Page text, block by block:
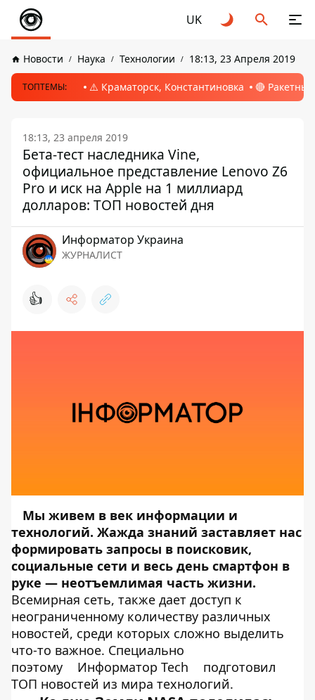
UK
Новости Наука Технологии 18:13, 23 Апреля 2019
ТОПТЕМЫ: ⚠️ Краматорск, Константиновка 🔴
18:13, 23 апреля 2019
Бета-тест наследника Vine,
официальное представление Lenovo Z6
Pro и иск на Apple на 1 миллиард
долларов: ТОП новостей дня
Информатор Украина
ЖУРНАЛИСТ
👍
Мы живем в век информации и
технологий. Жажда знаний заставляет нас
формировать запросы в поисковик,
социальные сети и весь день смартфон в
руке — неотъемлимая часть жизни.
Всемирная сеть, также дает доступ к
неограниченному количеству различных
новостей, среди которых сложно выделить
что-то важное. Специально
поэтому
Информатор Tech
подготовил
ТОП новостей из мира технологий.